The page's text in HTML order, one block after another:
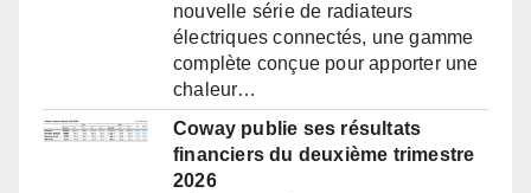
nouvelle série de radiateurs
électriques connectés, une gamme
complète conçue pour apporter une
chaleur…
Coway publie ses résultats
financiers du deuxième trimestre
2026